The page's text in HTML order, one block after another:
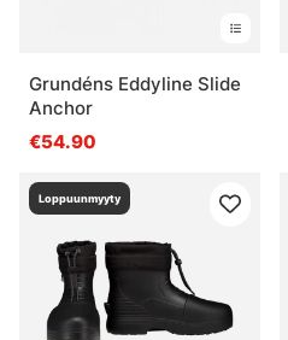
Grundéns Eddyline Slide
Anchor
€54.90
Loppuunmyyty